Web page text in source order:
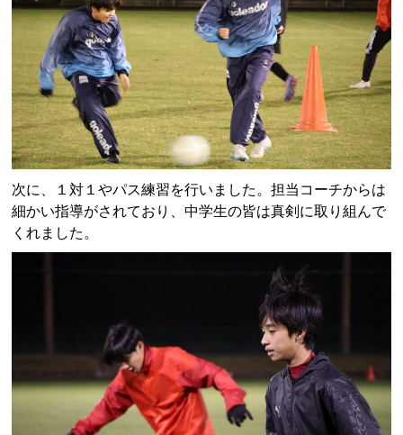
次に、１対１やパス練習を行いました。担当コーチからは
細かい指導がされており、中学生の皆は真剣に取り組んで
くれました。